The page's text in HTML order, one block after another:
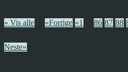
» Vis alle «Forrige «1 86 87 88
Neste»